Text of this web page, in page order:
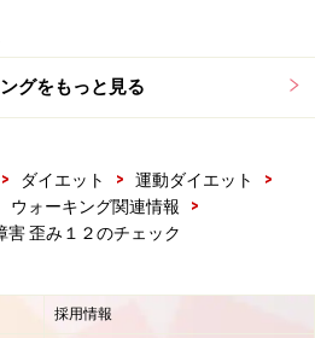
グをもっと見る
> ダイエット > 運動ダイエット
>
ウォーキング関連情報
>
害 歪み１２のチェック
採用情報